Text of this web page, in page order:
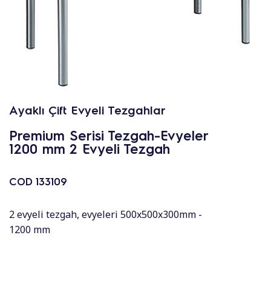
Ayaklı Çift Evyeli Tezgahlar
Premium Serisi Tezgah-Evyeler
1200 mm 2 Evyeli Tezgah
COD 133109
2 evyeli tezgah, evyeleri 500x500x300mm -
1200 mm